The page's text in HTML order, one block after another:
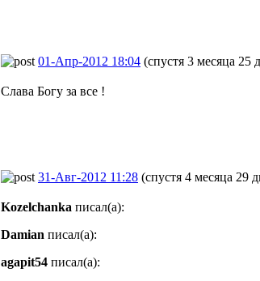
01-Апр-2012 18:04 (спустя 3 месяца 25
Слава Богу за все !
31-Авг-2012 11:28 (спустя 4 месяца 29
Kozelchanka писал(а):
Damian писал(а):
agapit54 писал(а):